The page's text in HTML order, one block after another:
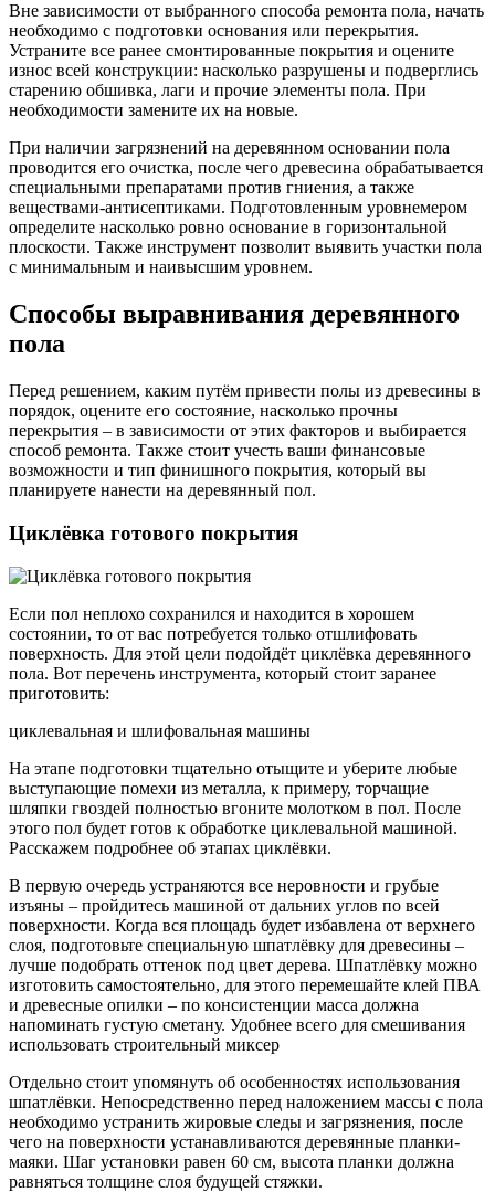
Вне зависимости от выбранного способа ремонта пола, начать
необходимо с подготовки основания или перекрытия.
Устраните все ранее смонтированные покрытия и оцените
износ всей конструкции: насколько разрушены и подверглись
старению обшивка, лаги и прочие элементы пола. При
необходимости замените их на новые.
При наличии загрязнений на деревянном основании пола
проводится его очистка, после чего древесина обрабатывается
специальными препаратами против гниения, а также
веществами-антисептиками. Подготовленным уровнемером
определите насколько ровно основание в горизонтальной
плоскости. Также инструмент позволит выявить участки пола
с минимальным и наивысшим уровнем.
Способы выравнивания деревянного
пола
Перед решением, каким путём привести полы из древесины в
порядок, оцените его состояние, насколько прочны
перекрытия – в зависимости от этих факторов и выбирается
способ ремонта. Также стоит учесть ваши финансовые
возможности и тип финишного покрытия, который вы
планируете нанести на деревянный пол.
Циклёвка готового покрытия
Если пол неплохо сохранился и находится в хорошем
состоянии, то от вас потребуется только отшлифовать
поверхность. Для этой цели подойдёт циклёвка деревянного
пола. Вот перечень инструмента, который стоит заранее
приготовить:
циклевальная и шлифовальная машины
На этапе подготовки тщательно отыщите и уберите любые
выступающие помехи из металла, к примеру, торчащие
шляпки гвоздей полностью вгоните молотком в пол. После
этого пол будет готов к обработке циклевальной машиной.
Расскажем подробнее об этапах циклёвки.
В первую очередь устраняются все неровности и грубые
изъяны – пройдитесь машиной от дальних углов по всей
поверхности. Когда вся площадь будет избавлена от верхнего
слоя, подготовьте специальную шпатлёвку для древесины –
лучше подобрать оттенок под цвет дерева. Шпатлёвку можно
изготовить самостоятельно, для этого перемешайте клей ПВА
и древесные опилки – по консистенции масса должна
напоминать густую сметану. Удобнее всего для смешивания
использовать строительный миксер
Отдельно стоит упомянуть об особенностях использования
шпатлёвки. Непосредственно перед наложением массы с пола
необходимо устранить жировые следы и загрязнения, после
чего на поверхности устанавливаются деревянные планки-
маяки. Шаг установки равен 60 см, высота планки должна
равняться толщине слоя будущей стяжки.